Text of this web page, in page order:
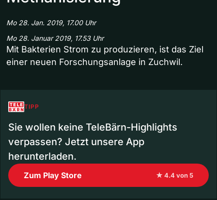
Mo 28. Jan. 2019, 17.00 Uhr
Mo 28. Januar 2019, 17.53 Uhr
Mit Bakterien Strom zu produzieren, ist das Ziel
einer neuen Forschungsanlage in Zuchwil.
TIPP
Sie wollen keine TeleBärn-Highlights
verpassen? Jetzt unsere App
herunterladen.
Zum Play Store ★ 4.4 von 5